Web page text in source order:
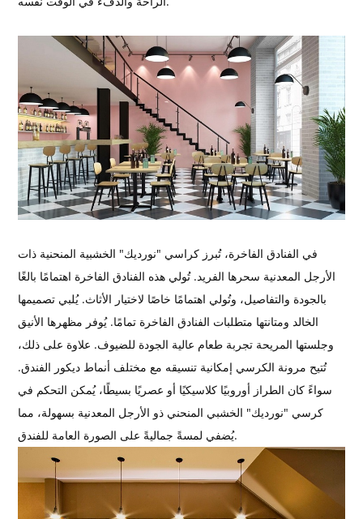
في الفنادق الفاخرة، تُبرز كراسي "نورديك" الخشبية المنحنية ذات
الأرجل المعدنية سحرها الفريد. تُولي هذه الفنادق الفاخرة اهتمامًا بالغًا
بالجودة والتفاصيل، وتُولي اهتمامًا خاصًا لاختيار الأثاث. يُلبي تصميمها
الخالد ومتانتها متطلبات الفنادق الفاخرة تمامًا. يُوفر مظهرها الأنيق
وجلستها المريحة تجربة طعام عالية الجودة للضيوف. علاوة على ذلك،
تُتيح مرونة الكرسي إمكانية تنسيقه مع مختلف أنماط ديكور الفندق.
سواءً كان الطراز أوروبيًا كلاسيكيًا أو عصريًا بسيطًا، يُمكن التحكم في
كرسي "نورديك" الخشبي المنحني ذو الأرجل المعدنية بسهولة، مما
يُضفي لمسةً جماليةً على الصورة العامة للفندق.